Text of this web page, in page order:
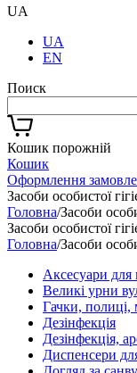
UA
UA
EN
Поиск
Кошик порожній
Кошик
Оформлення
Засоби особистої
Головна/Засоби
Засоби особистої
Головна/Засоби
Аксесуари для
Великі урни
Гачки, полиці,
Дезінфекція
Дезінфекція,
Диспенсери